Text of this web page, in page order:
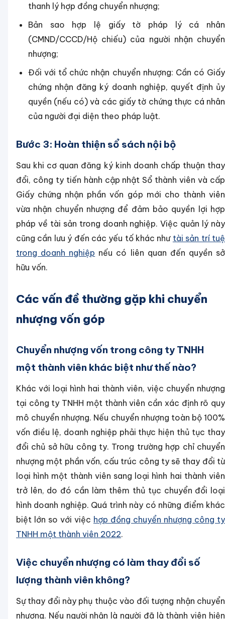
thanh lý hợp đồng chuyển nhượng;
Bản sao hợp lệ giấy tờ pháp lý cá nhân
(CMND/CCCD/Hộ chiếu) của người nhận chuyển
nhượng;
Đối với tổ chức nhận chuyển nhượng: Cần có Giấy
chứng nhận đăng ký doanh nghiệp, quyết định ủy
quyền (nếu có) và các giấy tờ chứng thực cá nhân
của người đại diện theo pháp luật.
Bước 3: Hoàn thiện sổ sách nội bộ
Sau khi cơ quan đăng ký kinh doanh chấp thuận thay
đổi, công ty tiến hành cập nhật Sổ thành viên và cấp
Giấy chứng nhận phần vốn góp mới cho thành viên
vừa nhận chuyển nhượng để đảm bảo quyền lợi hợp
pháp về tài sản trong doanh nghiệp. Việc quản lý này
cũng cần lưu ý đến các yếu tố khác như tài sản trí tuệ
trong doanh nghiệp nếu có liên quan đến quyền sở
hữu vốn.
Các vấn đề thường gặp khi chuyển
nhượng vốn góp
Chuyển nhượng vốn trong công ty TNHH
một thành viên khác biệt như thế nào?
Khác với loại hình hai thành viên, việc chuyển nhượng
tại công ty TNHH một thành viên cần xác định rõ quy
mô chuyển nhượng. Nếu chuyển nhượng toàn bộ 100%
vốn điều lệ, doanh nghiệp phải thực hiện thủ tục thay
đổi chủ sở hữu công ty. Trong trường hợp chỉ chuyển
nhượng một phần vốn, cấu trúc công ty sẽ thay đổi từ
loại hình một thành viên sang loại hình hai thành viên
trở lên, do đó cần làm thêm thủ tục chuyển đổi loại
hình doanh nghiệp. Quá trình này có những điểm khác
biệt lớn so với việc hợp đồng chuyển nhượng công ty
TNHH một thành viên 2022.
Việc chuyển nhượng có làm thay đổi số
lượng thành viên không?
Sự thay đổi này phụ thuộc vào đối tượng nhận chuyển
nhượng. Nếu người nhận là người đã là thành viên hiện